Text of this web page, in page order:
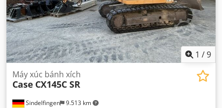
1 /9
Sindelfingen 9.513 km
Máy xúc bánh xích
Case CX145C SR